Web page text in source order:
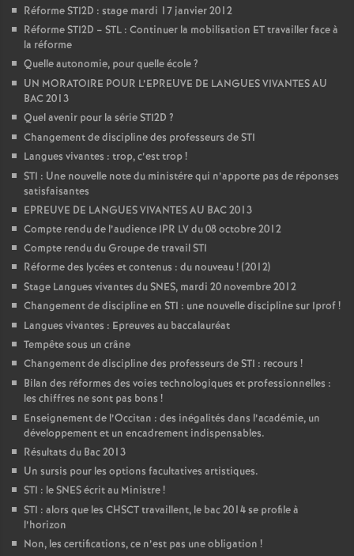
Réforme STI2D : stage mardi 17 janvier 2012
Réforme STI2D – STL : Continuer la mobilisation ET travailler face à
la réforme
Quelle autonomie, pour quelle école?
UN MORATOIRE POUR L’EPREUVE DE LANGUES VIVANTES AU
BAC 2013
Quel avenir pour la série STI2D ?
Changement de discipline des professeurs de STI
Langues vivantes : trop, c’est trop!
STI : Une nouvelle note du ministére qui n’apporte pas de réponses
satisfaisantes
EPREUVE DE LANGUES VIVANTES AU BAC 2013
Compte rendu de l’audience IPR LV du 08 octobre 2012
Compte rendu du Groupe de travail STI
Réforme des lycées et contenus : du nouveau! (2012)
Stage Langues vivantes du SNES, mardi 20 novembre 2012
Changement de discipline en STI : une nouvelle discipline sur Iprof!
Langues vivantes : Epreuves au baccalauréat
Tempête sous un crâne
Changement de discipline des professeurs de STI : recours !
Bilan des réformes des voies technologiques et professionnelles :
les chiffres ne sont pas bons !
Enseignement de l’Occitan : des inégalités dans l’académie, un
développement et un encadrement indispensables.
Résultats du Bac 2013
Un sursis pour les options facultatives artistiques.
STI : le SNES écrit au Ministre!
STI : alors que les CHSCT travaillent, le bac 2014 se profile à
l’horizon
Non, les certifications, ce n’est pas une obligation !